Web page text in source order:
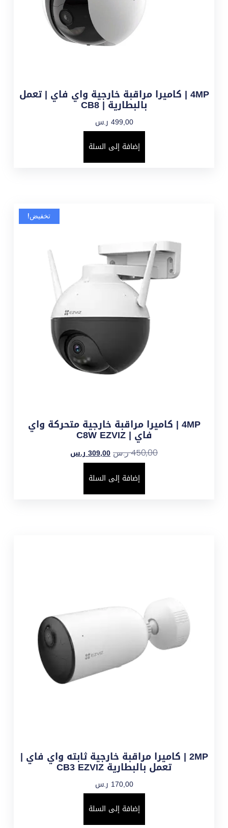
4MP | كاميرا مراقبة خارجية واي فاي | تعمل
بالبطارية | CB8
499,00 ر.س
إضافة إلى السلة
تخفيض!
4MP | كاميرا مراقبة خارجية متحركة واي
فاي | C8W EZVIZ
450,00ر.س 309,00 ر.س
إضافة إلى السلة
2MP | كاميرا مراقبة خارجية ثابته واي فاي |
تعمل بالبطارية CB3 EZVIZ
170,00 ر.س
إضافة إلى السلة